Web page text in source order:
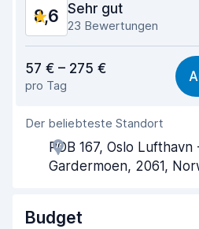
Zustand des Fahrzeugs
8,6 Sehr gut
23 Bewertungen
Einfach zu finden
Agenten-Hilfsbereitschaft
Schnelle Abholung
57 € – 275 €
pro Tag
Der beliebteste Standort
POB 167, Oslo
Gardermoen, 2061,
Budget